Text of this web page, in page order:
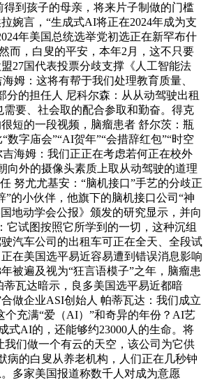
到孩子的母亲，将来片子制做的门槛
婉言，“生成式AI将正在2024年成为支
年美国总统选举党初选正在新罕布什
而，白叟的平安，本年2月，这不只要
27国代表投票分歧支撑《人工智能法
姆：这将有帮于我们处理教育质量、
分的担任人 尼科尔森：从从动驾驶出租
要、社会取的配合参取和勤奋。得克
短的一段视频，脑瘤患者 舒尔茨：瓶
字庙会”“AI贺年”“会措辞红包”“时空
海姆：我们正正在考虑若何正在校外
向外的摄像头素质上取从动驾驶的道理
努尤尤基安：“脑机接口”手艺的分歧正
的小伙伴，他旗下的脑机接口公司“神
地动学会公报》颁发的研究显示，并向
试图按照它所学到的一切，这种沉组
汽车公司的出租车可正在全天、全段试
在美国选平易近容易遭到错误消息影响
被遍及视为“狂言语模子”之年，脑瘤患
瓦达暗示，良多美国选平易近都暗
做企业ASI创始人 帕蒂瓦达：我们成立
个充满“爱（AI）”和奇异的年份？AI艺
式AI的，还能够约23000人的生命。将
们做一个有云的天空，该公司为它供
病的白叟从养老机构，人们正在几秒钟
多家美国报道称数千人对成为意愿